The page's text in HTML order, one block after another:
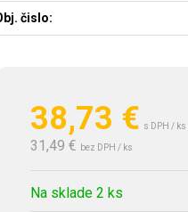
38,73 € s DPH / ks
31,49 € bez DPH / ks
Na sklade 2 ks
čislo: